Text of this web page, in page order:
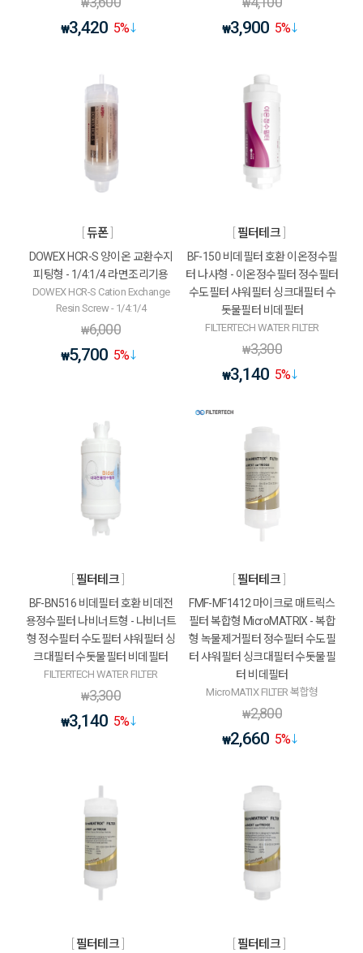
₩
₩3,420 5%
₩
₩3,900 5%
듀폰
DOWEX HCR-S 양이온 교환수지
피팅형 - 1/4:1/4 라면조리기용
DOWEX HCR-S Cation Exchange
Resin Screw - 1/4:1/4
₩6,000
₩5,700 5%
필터테크
BF-150 비데필터 호환 이온정수필
터 나사형 - 이온정수필터 정수필터
수도필터 샤워필터 싱크대필터 수
돗물필터 비데필터
FILTERTECH WATER FILTER
₩3,300
₩3,140 5%
필터테크
BF-BN516 비데필터 호환 비데전
용정수필터 나비너트형 - 나비너트
형 정수필터 수도필터 샤워필터 싱
크대필터 수돗물필터 비데필터
FILTERTECH WATER FILTER
₩3,300
₩3,140 5%
필터테크
FMF-MF1412 마이크로 매트릭스
필터 복합형 MicroMATRIX - 복합
형 녹물제거필터 정수필터 수도필
터 샤워필터 싱크대필터 수돗물필
터 비데필터
MicroMATIX FILTER 복합형
₩2,800
₩2,660 5%
필터테크 필터테크